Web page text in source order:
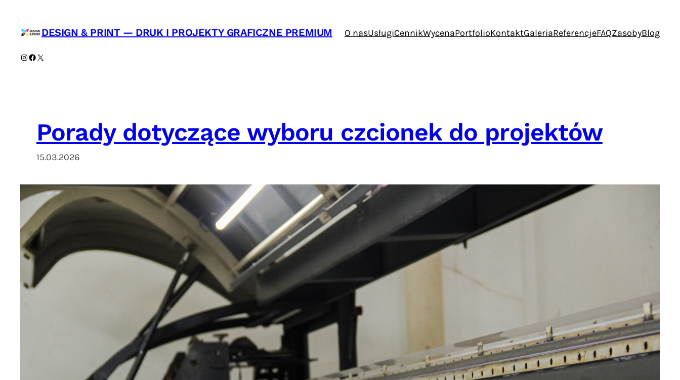
treści
DESIGN & PRINT — DRUK I PROJEKTY GRAFICZNE PREMIUM O nasUsługiCennikWycenaPortfolioKontaktGaleriaReferencjeFAQZasobyBlog
Instagram
Facebook
X
Porady dotyczące wyboru czcionek do projektów
15.03.2026